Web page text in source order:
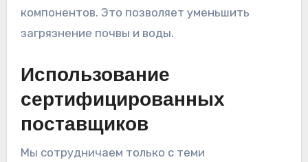
компонентов. Это позволяет уменьшить
загрязнение почвы и воды.
Использование
сертифицированных
поставщиков
Мы сотрудничаем только с теми